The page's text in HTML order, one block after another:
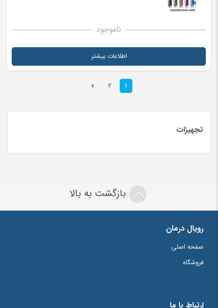
ناموجود
اطلاعات بیشتر
1
2
»
تجهیزات
بازگشت به بالا
رویال درمان
صفحه اصلی
فروشگاه
ارتباط با ما